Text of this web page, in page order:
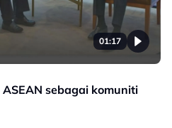
01:17
sebagai komuniti